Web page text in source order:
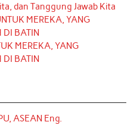
dan Tanggung Jawab Kita
MEREKA, YANG
DI BATIN
MEREKA, YANG
DI BATIN
ASEAN Eng.